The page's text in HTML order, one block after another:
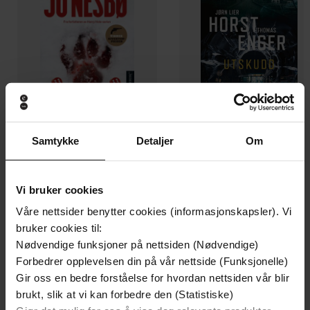
Samtykke Detaljer Om
Vi bruker cookies
Våre nettsider benytter cookies (informasjonskapsler). Vi
bruker cookies til:
Nødvendige funksjoner på nettsiden (Nødvendige)
Forbedrer opplevelsen din på vår nettside (Funksjonelle)
Gir oss en bedre forståelse for hvordan nettsiden vår blir
brukt, slik at vi kan forbedre den (Statistiske)
Minnesota
EBOK
Undertittel A Memoir of Food, Family, Film & Fashion